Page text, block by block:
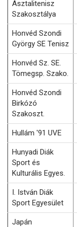
Asztalitenisz
Szakosztálya
Honvéd Szondi
György SE Tenisz
Honvéd Sz. SE.
Tömegsp. Szako.
Honvéd Szondi
Birkózó
Szakoszt.
Hullám '91 UVE
Hunyadi Diák
Sport és
Kulturális Egyes.
I. István Diák
Sport Egyesület
Japán